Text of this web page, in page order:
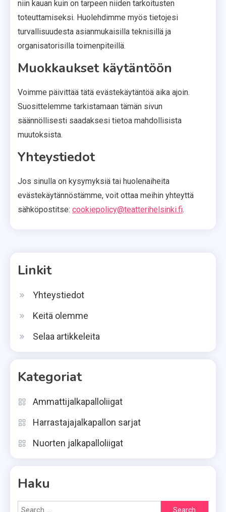
niin kauan kuin on tarpeen niiden tarkoitusten
toteuttamiseksi. Huolehdimme myös tietojesi
turvallisuudesta asianmukaisilla teknisillä ja
organisatorisilla toimenpiteillä.
Muokkaukset käytäntöön
Voimme päivittää tätä evästekäytäntöä aika ajoin.
Suosittelemme tarkistamaan tämän sivun
säännöllisesti saadaksesi tietoa mahdollisista
muutoksista.
Yhteystiedot
Jos sinulla on kysymyksiä tai huolenaiheita
evästekäytännöstämme, voit ottaa meihin yhteyttä
sähköpostitse: cookiepolicy@teatterihelsinki.fi.
Linkit
Yhteystiedot
Keitä olemme
Selaa artikkeleita
Kategoriat
Ammattijalkapalloliigat
Harrastajajalkapallon sarjat
Nuorten jalkapalloliigat
Haku
Search